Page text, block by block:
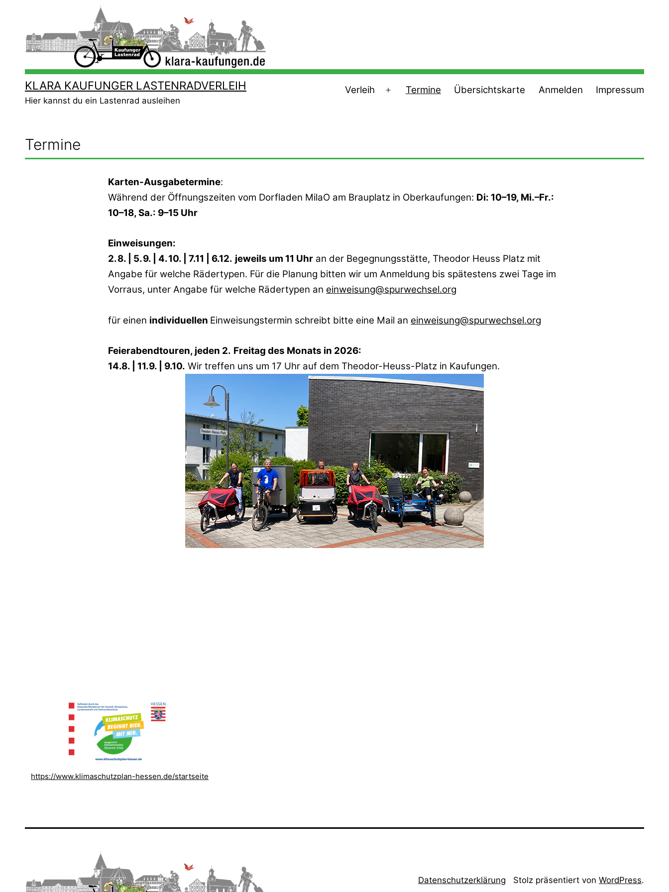
springen
KLARA KAUFUNGER LASTENRADVERLEIH
Hier kannst du ein Lastenrad ausleihen
Verleih
Menü
Termine Übersichtskarte Anmelden Impressum
Termine
Karten-Ausgabetermine:
Während der Öffnungszeiten vom Dorfladen MilaO am Brauplatz in Oberkaufungen: Di: 10–19, Mi.–Fr.:
10–18, Sa.: 9–15 Uhr
Einweisungen:
2. 8. | 5. 9. | 4. 10. | 7.11 | 6.12. jeweils um 11 Uhr an der Begegnungsstätte, Theodor Heuss Platz mit
Angabe für welche Rädertypen. Für die Planung bitten wir um Anmeldung bis spätestens zwei Tage im
Vorraus, unter Angabe für welche Rädertypen an einweisung@spurwechsel.org
für einen individuellen Einweisungstermin schreibt bitte eine Mail an einweisung@spurwechsel.org
Feierabendtouren, jeden 2. Freitag des Monats in 2026:
14.8. | 11.9. | 9.10. Wir treffen uns um 17 Uhr auf dem Theodor-Heuss-Platz in Kaufungen.
https://www.klimaschutzplan-hessen.de/startseite
Datenschutzerklärung Stolz präsentiert von WordPress.